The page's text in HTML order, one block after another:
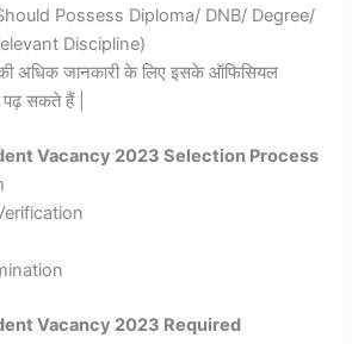
Possess Diploma/ DNB/ Degree/
Discipline)
की अधिक जानकारी के लिए इसके ऑफिसियल
सकते हैं |
Vacancy 2023 Selection Process
Vacancy 2023 Required